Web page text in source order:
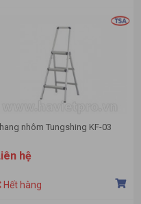
nhôm Tungshing KF-03
hệ
Hết hàng